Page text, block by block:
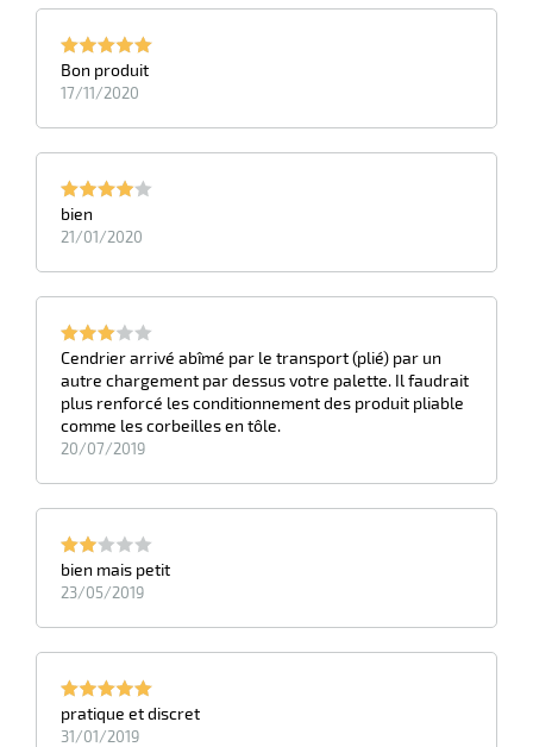
Bon produit
17/11/2020
bien
21/01/2020
Cendrier arrivé abîmé par le transport (plié) par un
autre chargement par dessus votre palette. Il faudrait
plus renforcé les conditionnement des produit pliable
comme les corbeilles en tôle.
20/07/2019
bien mais petit
23/05/2019
pratique et discret
31/01/2019